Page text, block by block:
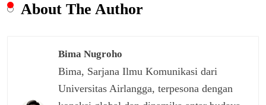
About The Author
Bima Nugroho
Bima, Sarjana Ilmu Komunikasi dari
Universitas Airlangga, terpesona dengan